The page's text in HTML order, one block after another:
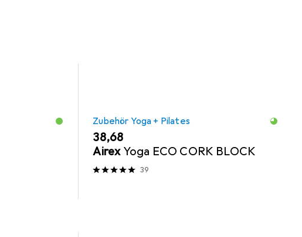
Zubehör Yoga + Pilates
EUR
38,68
Airex Yoga ECO CORK BLOCK
39